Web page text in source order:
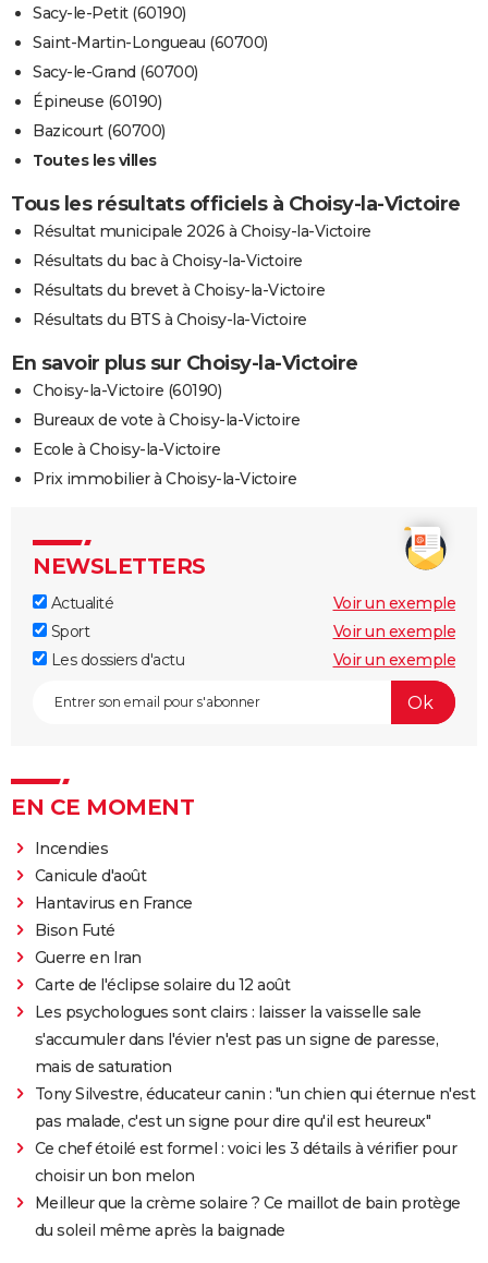
Sacy-le-Petit (60190)
Saint-Martin-Longueau (60700)
Sacy-le-Grand (60700)
Épineuse (60190)
Bazicourt (60700)
Toutes les villes
Tous les résultats officiels à Choisy-la-Victoire
Résultat municipale 2026 à Choisy-la-Victoire
Résultats du bac à Choisy-la-Victoire
Résultats du brevet à Choisy-la-Victoire
Résultats du BTS à Choisy-la-Victoire
En savoir plus sur Choisy-la-Victoire
Choisy-la-Victoire (60190)
Bureaux de vote à Choisy-la-Victoire
Ecole à Choisy-la-Victoire
Prix immobilier à Choisy-la-Victoire
NEWSLETTERS
Actualité
Voir un exemple
Sport
Voir un exemple
Les dossiers d'actu
Voir un exemple
EN CE MOMENT
Incendies
Canicule d'août
Hantavirus en France
Bison Futé
Guerre en Iran
Carte de l'éclipse solaire du 12 août
Les psychologues sont clairs : laisser la vaisselle sale
s'accumuler dans l'évier n'est pas un signe de paresse,
mais de saturation
Tony Silvestre, éducateur canin : "un chien qui éternue n'est
pas malade, c'est un signe pour dire qu'il est heureux"
Ce chef étoilé est formel : voici les 3 détails à vérifier pour
choisir un bon melon
Meilleur que la crème solaire ? Ce maillot de bain protège
du soleil même après la baignade